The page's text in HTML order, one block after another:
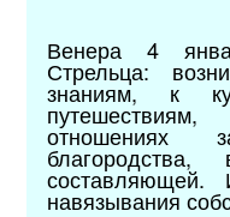
Венера 4
Стрельца:
знаниям, к
отношениях
благородства,
составляющей.
навязывания